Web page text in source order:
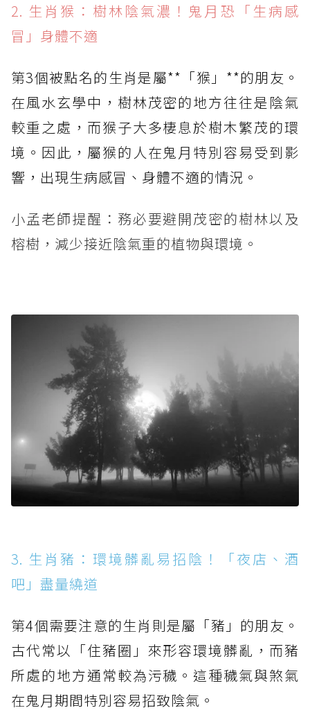
2. 生肖猴：樹林陰氣濃！鬼月恐「生病感
冒」身體不適
第3個被點名的生肖是屬**「猴」**的朋友。
在風水玄學中，樹林茂密的地方往往是陰氣
較重之處，而猴子大多棲息於樹木繁茂的環
境。因此，屬猴的人在鬼月特別容易受到影
響，出現生病感冒、身體不適的情況。
小孟老師提醒：務必要避開茂密的樹林以及
榕樹，減少接近陰氣重的植物與環境。
3. 生肖豬：環境髒亂易招陰！「夜店、酒
吧」盡量繞道
第4個需要注意的生肖則是屬「豬」的朋友。
古代常以「住豬圈」來形容環境髒亂，而豬
所處的地方通常較為污穢。這種穢氣與煞氣
在鬼月期間特別容易招致陰氣。